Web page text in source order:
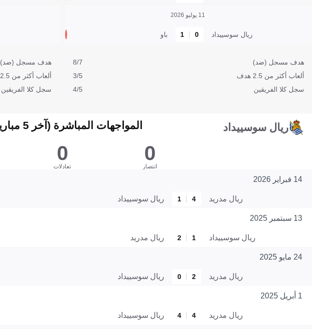
11 يوليو 2026
ريال سوسييداد 0
1 باو
هدف مسجل (ضد)
8/7
ألعاب أكثر من 2.5 هدف
3/5
سجل كلا الفريقين
4/5
هدف مسجل (ضد)
ألعاب أكثر من 2.5 هدف
سجل كلا الفريقين
ريال سوسييداد المواجهات المباشرة (آخر 5 مباريات)
0
انتصار
0
تعادلات
14 فبراير 2026
ريال مدريد 4
1 ريال سوسييداد
13 سبتمبر 2025
ريال سوسييداد 1
2 ريال مدريد
24 مايو 2025
ريال مدريد 2
0 ريال سوسييداد
1 أبريل 2025
ريال مدريد 4
4 ريال سوسييداد